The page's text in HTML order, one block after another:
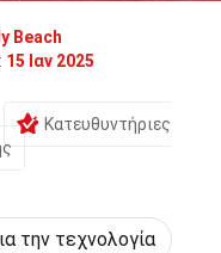
Beach
15 Ιαν 2025
Κατευθυντήριες
την τεχνολογία